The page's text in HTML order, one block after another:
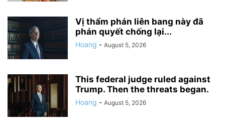
Vị thẩm phán liên bang này đã
phán quyết chống lại...
Hoang - August 5, 2026
This federal judge ruled against
Trump. Then the threats began.
Hoang - August 5, 2026